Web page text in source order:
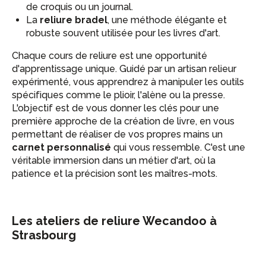
de croquis ou un journal.
La reliure bradel, une méthode élégante et
robuste souvent utilisée pour les livres d'art.
Chaque cours de reliure est une opportunité
d'apprentissage unique. Guidé par un artisan relieur
expérimenté, vous apprendrez à manipuler les outils
spécifiques comme le plioir, l'alène ou la presse.
L'objectif est de vous donner les clés pour une
première approche de la création de livre, en vous
permettant de réaliser de vos propres mains un
carnet personnalisé qui vous ressemble. C'est une
véritable immersion dans un métier d'art, où la
patience et la précision sont les maîtres-mots.
Les ateliers de reliure Wecandoo à
Strasbourg